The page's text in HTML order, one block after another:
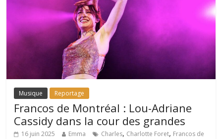
Musique Reportage
Francos de Montréal : Lou-Adriane
Cassidy dans la cour des grandes
16 juin 2025 Emma Charles, Charlotte Foret, Francos de